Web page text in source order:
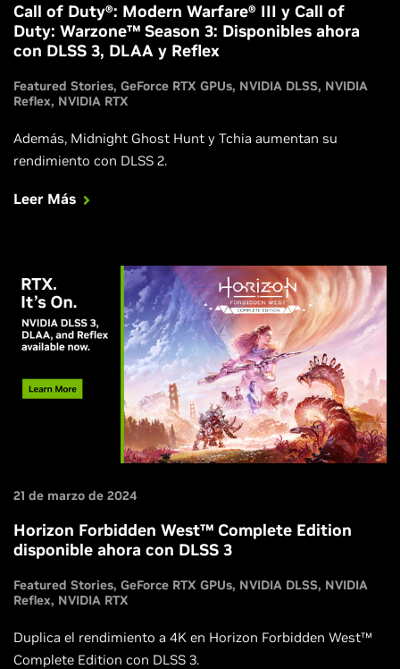
Call of Duty®: Modern Warfare® III y Call of
Duty: Warzone™ Season 3: Disponibles ahora
con DLSS 3, DLAA y Reflex
Featured Stories GeForce RTX GPUs NVIDIA DLSS NVIDIA
Reflex NVIDIA RTX
Además, Midnight Ghost Hunt y Tchia aumentan su
rendimiento con DLSS 2.
Leer Más
21 de marzo de 2024
Horizon Forbidden West™ Complete Edition
disponible ahora con DLSS 3
Featured Stories GeForce RTX GPUs NVIDIA DLSS NVIDIA
Reflex NVIDIA RTX
Duplica el rendimiento a 4K en Horizon Forbidden West™
Complete Edition con DLSS 3.